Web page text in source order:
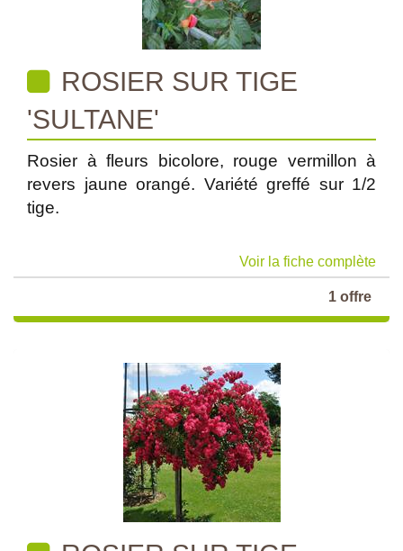
ROSIER SUR TIGE
'SULTANE'
Rosier à fleurs bicolore, rouge vermillon à
revers jaune orangé. Variété greffé sur 1/2
tige.
Voir la fiche complète
1 offre